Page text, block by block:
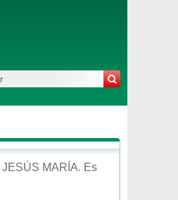
JESÚS MARÍA. Es